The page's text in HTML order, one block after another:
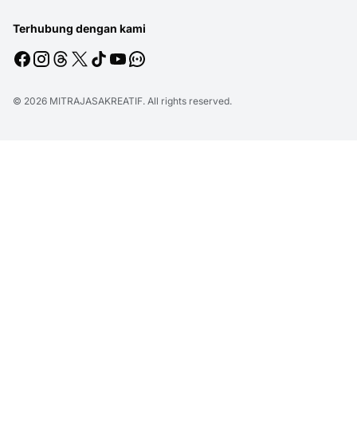
Terhubung dengan kami
© 2026 MITRAJASAKREATIF. All rights reserved.